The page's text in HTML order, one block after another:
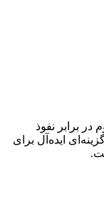
برابر نفوذ
ایده‌آل برای